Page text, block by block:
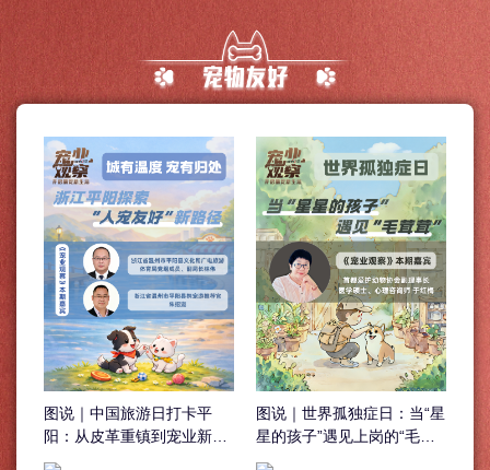
图说｜中国旅游日打卡平
阳：从皮革重镇到宠业新
都，解锁携宠文旅新生活
图说｜世界孤独症日：当“星
星的孩子”遇见上岗的“毛茸
茸”